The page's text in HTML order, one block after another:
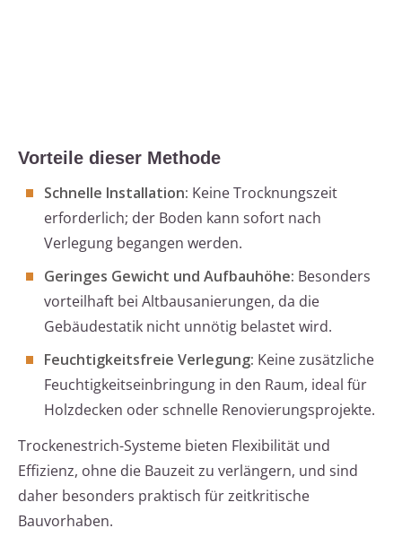
Vorteile dieser Methode
Schnelle Installation: Keine Trocknungszeit
erforderlich; der Boden kann sofort nach
Verlegung begangen werden.
Geringes Gewicht und Aufbauhöhe: Besonders
vorteilhaft bei Altbausanierungen, da die
Gebäudestatik nicht unnötig belastet wird.
Feuchtigkeitsfreie Verlegung: Keine zusätzliche
Feuchtigkeitseinbringung in den Raum, ideal für
Holzdecken oder schnelle Renovierungsprojekte.
Trockenestrich-Systeme bieten Flexibilität und
Effizienz, ohne die Bauzeit zu verlängern, und sind
daher besonders praktisch für zeitkritische
Bauvorhaben.